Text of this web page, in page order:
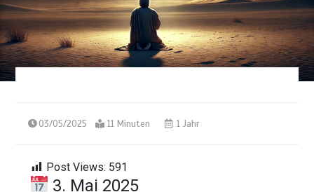
03/05/2025 11 Minuten 1 Jahr
Post Views: 591
3. Mai 2025